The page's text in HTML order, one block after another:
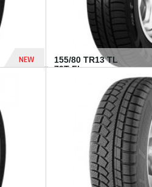
NEW
155/80 TR13 TL
79T FI...